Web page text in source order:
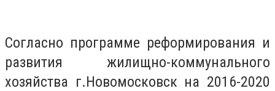
Согласно программе реформирования и
развития жилищно-коммунального
хозяйства г.Новомосковск на 2016-2020